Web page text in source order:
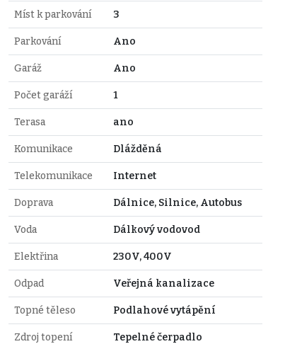
Míst k parkování 3
Parkování Ano
Garáž Ano
Počet garáží 1
Terasa ano
Komunikace Dlážděná
Telekomunikace Internet
Doprava Dálnice, Silnice, Autobus
Voda Dálkový vodovod
Elektřina 230V, 400V
Odpad Veřejná kanalizace
Topné těleso Podlahové vytápění
Zdroj topení Tepelné čerpadlo